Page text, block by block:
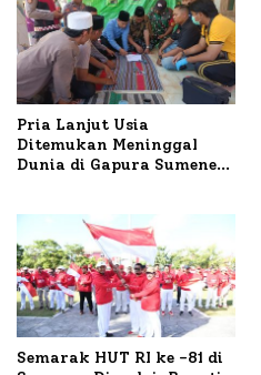
Pria Lanjut Usia
Ditemukan Meninggal
Dunia di Gapura Sumenep,
Semarak HUT RI ke -81 di